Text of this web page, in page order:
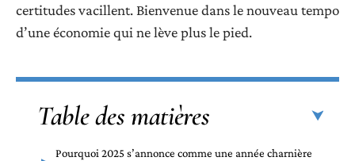
certitudes vacillent. Bienvenue dans le nouveau tempo
d’une économie qui ne lève plus le pied.
Table des matières
Pourquoi 2025 s’annonce comme une année charnière